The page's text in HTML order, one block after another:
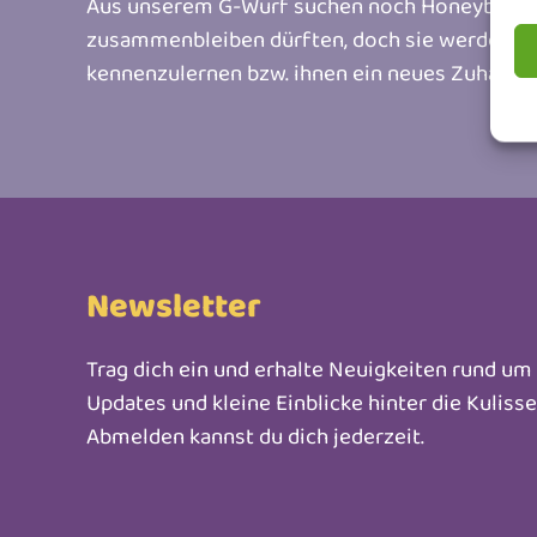
zusammenbleiben dürften, doch sie werden
kennenzulernen bzw. ihnen ein neues
Newsletter
Trag dich ein und erhalte Neuigkeiten rund
Updates und kleine Einblicke hinter die
Abmelden kannst du dich jederzeit.